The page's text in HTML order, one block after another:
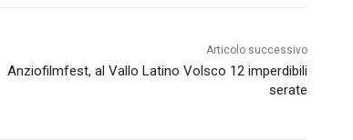
Articolo successivo
Anziofilmfest, al Vallo Latino Volsco 12 imperdibili
serate